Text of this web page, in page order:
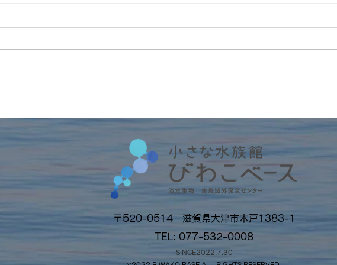
〒520-0514 滋賀県大津市木戸1383-1
TEL: 077-532-0008
SINCE2022.7.30